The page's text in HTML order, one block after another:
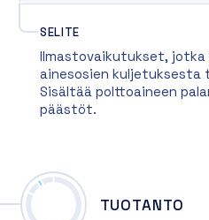
SELITE
Ilmastovaikutukset,
ainesosien
Sisältää polttoaineen
päästöt.
TUOTANTO